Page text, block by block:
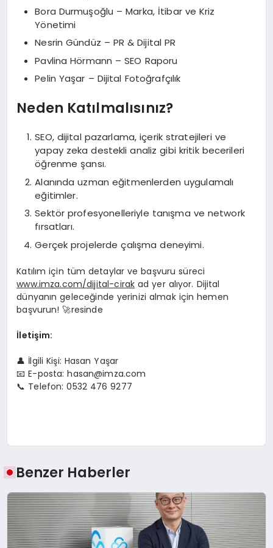
Bora Durmuşoğlu – Marka, İtibar ve Kriz
Yönetimi
Nesrin Gündüz – PR & Dijital PR
Pavlina Hörmann – SEO Raporu
Pelin Yaşar – Dijital Fotoğrafçılık
Neden Katılmalısınız?
SEO, dijital pazarlama, içerik stratejileri ve
yapay zeka destekli analiz gibi kritik becerileri
öğrenme şansı.
Alanında uzman eğitmenlerden uygulamalı
eğitimler.
Sektör profesyonelleriyle tanışma ve network
fırsatları.
Gerçek projelerde çalışma deneyimi.
Katılım için tüm detaylar ve başvuru süreci
www.imza.com/dijital-cirak ad yer alıyor. Dijital
dünyanın geleceğinde yerinizi almak için hemen
başvurun! 🚀resinde
İletişim:
👤 İlgili Kişi: Hasan Yaşar
📧 E-posta:hasan@imza.com
📞 Telefon: 0532 476 9277
Benzer Haberler